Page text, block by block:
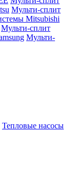
Мульти-сплит
Mitsubishi
Мульти-сплит
Мульти-
Тепловые насосы